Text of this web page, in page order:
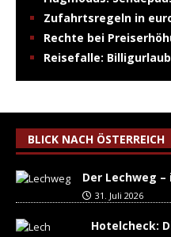
Zufahrtsregeln in
Rechte bei
Reisefalle:
BLICK NACH ÖSTERREICH
Der Lechweg
31. Juli 2026
Hotelcheck: